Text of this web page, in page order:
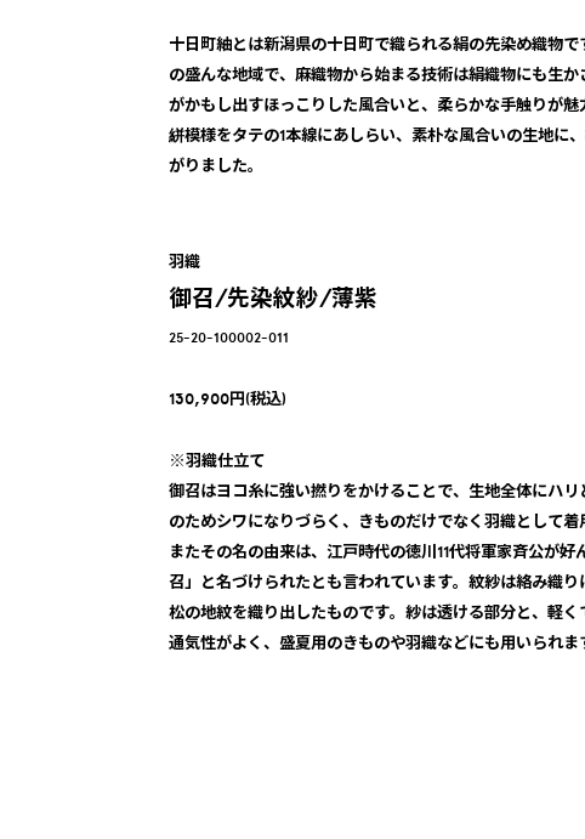
十日町紬とは新潟県の十日町で織られる絹の先染め織物
の盛んな地域で、麻織物から始まる技術は絹織物にも生
がかもし出すほっこりした風合いと、柔らかな手触りが
絣模様をタテの1本線にあしらい、素朴な風合いの生地に
がりました。
羽織
御召/先染紋紗/薄紫
25-20-100002-011
130,900円(税込)
※羽織仕立て
御召はヨコ糸に強い撚りをかけることで、生地全体にハ
のためシワになりづらく、きものだけでなく羽織として着
またその名の由来は、江戸時代の徳川11代将軍家斉公が
召」と名づけられたとも言われています。紋紗は絡み織
松の地紋を織り出したものです。紗は透ける部分と、軽
通気性がよく、盛夏用のきものや羽織などにも用いられま